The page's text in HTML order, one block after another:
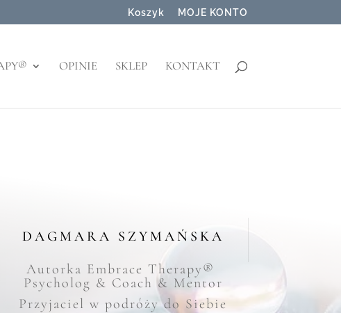
Koszyk MOJE KONTO
OPINIE SKLEP KONTAKT
DAGMARA SZYMAŃSKA
Autorka Embrace Therapy®
Psycholog & Coach & Mentor
Przyjaciel w podróży do Siebie